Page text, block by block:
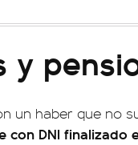
y
un haber que no
con DNI finalizado